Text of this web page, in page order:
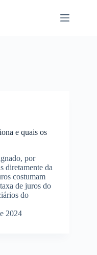
e quais os
por
diretamente da
costumam
de juros do
do
2024